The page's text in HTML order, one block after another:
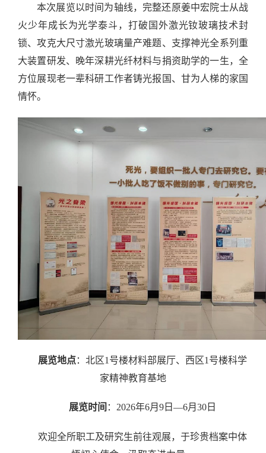
本次展览以时间为轴线，完整还原姜中宏院士从战
火少年成长为光学泰斗，打破国外激光钕玻璃技术封
锁、攻克大尺寸激光玻璃量产难题、支撑神光全系列重
大装置研发、晚年深耕光纤材料与捐资助学的一生，全
方位展现老一辈科研工作者铸光报国、甘为人梯的家国
情怀。
展览地点：北区1 号楼材料部展厅、西区1 号楼科学
家精神教育基地
展览时间 ： 2026年6月 9 日—6月 30 日
欢迎全所职工及研究生前往观展，于珍贵档案中体